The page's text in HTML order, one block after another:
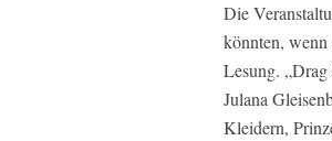
Die
könnten, wenn
Lesung.
Julana
Kleidern,